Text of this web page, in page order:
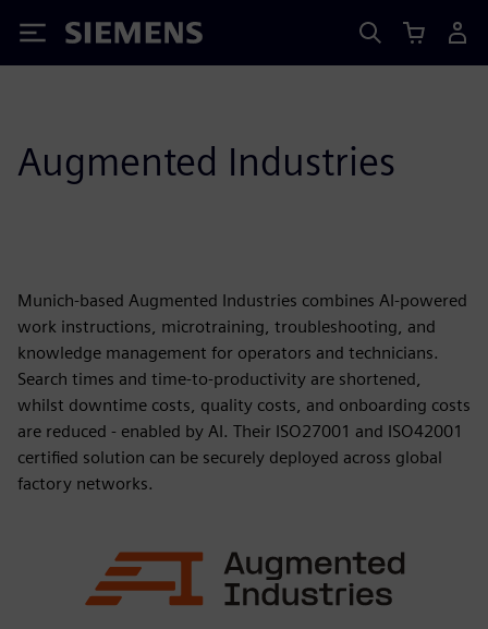
Siemens
Augmented Industries
Munich-based Augmented Industries combines AI-powered
work instructions, microtraining, troubleshooting, and
knowledge management for operators and technicians.
Search times and time-to-productivity are shortened,
whilst downtime costs, quality costs, and onboarding costs
are reduced - enabled by AI. Their ISO27001 and ISO42001
certified solution can be securely deployed across global
factory networks.